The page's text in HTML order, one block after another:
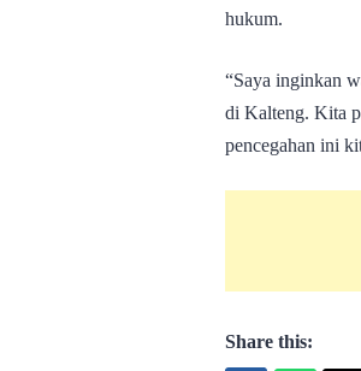
hukum.
“Saya inginkan
di Kalteng. Kita
pencegahan ini
Share this: